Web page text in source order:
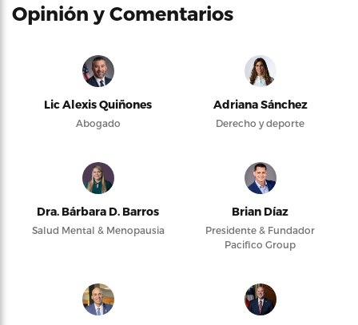
Opinión y Comentarios
Lic Alexis Quiñones
Abogado
Adriana Sánchez
Derecho y deporte
Dra. Bárbara D. Barros
Salud Mental & Menopausia
Brian Díaz
Presidente & Fundador
Pacifico Group